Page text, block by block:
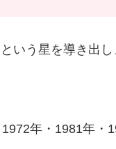
いう星を導き出し
年・1981年・